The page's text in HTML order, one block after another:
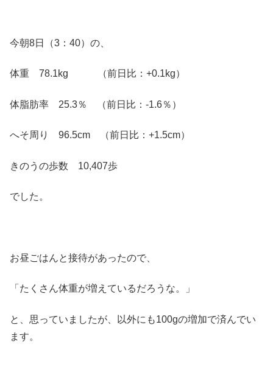
今朝8日（3：40）の、
体重 78.1kg （前日比：+0.1kg）
体脂肪率 25.3％ （前日比：-1.6％）
へそ周り 96.5cm （前日比：+1.5cm）
きのうの歩数 10,407歩
でした。
お昼ごはんと接待があったので、
「たくさん体重が増えているだろうな。」
と、思っていましたが、以外にも100gの増加で済んでい
ます。